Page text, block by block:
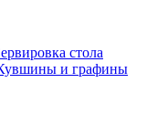
стола
и графины